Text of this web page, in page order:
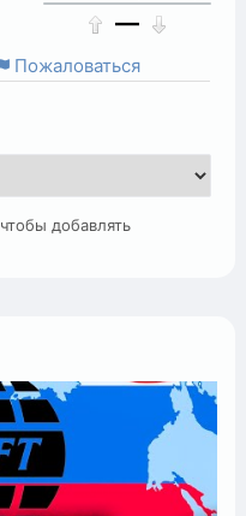
—
Пожаловаться
чтобы добавлять